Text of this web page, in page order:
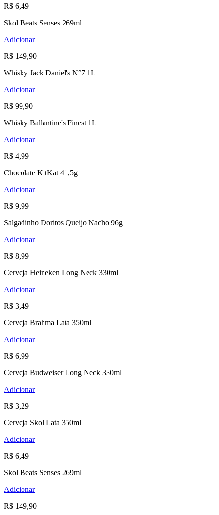
R$ 6,49
Skol Beats Senses 269ml
Adicionar
R$ 149,90
Whisky Jack Daniel's N°7 1L
Adicionar
R$ 99,90
Whisky Ballantine's Finest 1L
Adicionar
R$ 4,99
Chocolate KitKat 41,5g
Adicionar
R$ 9,99
Salgadinho Doritos Queijo Nacho 96g
Adicionar
R$ 8,99
Cerveja Heineken Long Neck 330ml
Adicionar
R$ 3,49
Cerveja Brahma Lata 350ml
Adicionar
R$ 6,99
Cerveja Budweiser Long Neck 330ml
Adicionar
R$ 3,29
Cerveja Skol Lata 350ml
Adicionar
R$ 6,49
Skol Beats Senses 269ml
Adicionar
R$ 149,90